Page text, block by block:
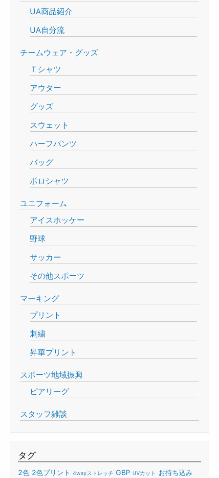
UA商品紹介
UA自分流
チームウェア・グッズ
Ｔシャツ
アウター
グッズ
スウェット
ハーフパンツ
バッグ
ポロシャツ
ユニフォーム
アイスホッケー
野球
サッカー
その他スポーツ
マーキング
プリント
刺繍
昇華プリント
スポーツ地域振興
ビアリーグ
スタッフ雑談
タグ
2色 2色プリント 4wayストレッチ GBP UVカット
お持ち込み